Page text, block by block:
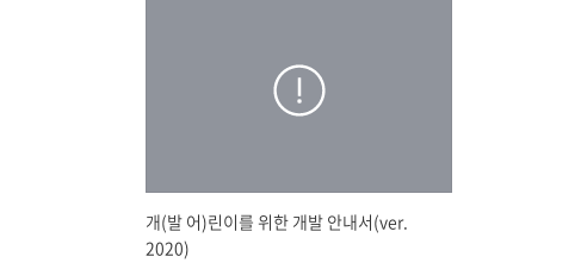
개(발 어)린이를 위한 개발 안내서(ver.
2020)